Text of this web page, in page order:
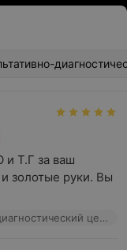
и Т.Г за ваш
золотые руки. Вы
Минский клинический консультативно-диагностический центр, ул. Семашко, 10